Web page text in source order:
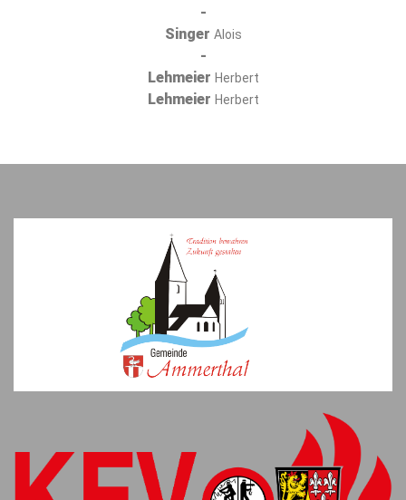
-
Singer Alois
-
Lehmeier Herbert
Lehmeier Herbert